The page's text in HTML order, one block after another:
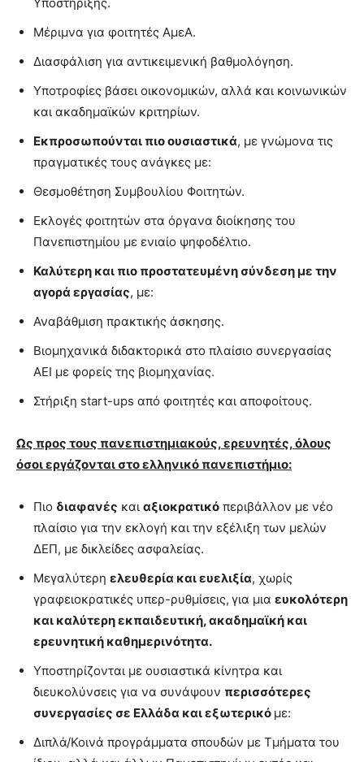
Μέριμνα για φοιτητές ΑμεΑ.
Διασφάλιση για αντικειμενική βαθμολόγηση.
Υποτροφίες βάσει οικονομικών, αλλά και κοινωνικών
και ακαδημαϊκών κριτηρίων.
Εκπροσωπούνται πιο ουσιαστικά, με γνώμονα τις
πραγματικές τους ανάγκες με:
Θεσμοθέτηση Συμβουλίου Φοιτητών.
Εκλογές φοιτητών στα όργανα διοίκησης του
Πανεπιστημίου με ενιαίο ψηφοδέλτιο.
Καλύτερη και πιο προστατευμένη σύνδεση με την
αγορά εργασίας, με:
Αναβάθμιση πρακτικής άσκησης.
Βιομηχανικά διδακτορικά στο πλαίσιο συνεργασίας
ΑΕΙ με φορείς της βιομηχανίας.
Στήριξη start-ups από φοιτητές και αποφοίτους.
Ως προς τους πανεπιστημιακούς, ερευνητές, όλους
όσοι εργάζονται στο ελληνικό πανεπιστήμιο:
Πιο διαφανές και αξιοκρατικό περιβάλλον με νέο
πλαίσιο για την εκλογή και την εξέλιξη των μελών
ΔΕΠ, με δικλείδες ασφαλείας.
Μεγαλύτερη ελευθερία και ευελιξία, χωρίς
γραφειοκρατικές υπερ-ρυθμίσεις, για μια ευκολότερη
και καλύτερη εκπαιδευτική, ακαδημαϊκή και
ερευνητική καθημερινότητα.
Υποστηρίζονται με ουσιαστικά κίνητρα και
διευκολύνσεις για να συνάψουν περισσότερες
συνεργασίες σε Ελλάδα και εξωτερικό με:
Διπλά/Κοινά προγράμματα σπουδών με Τμήματα του